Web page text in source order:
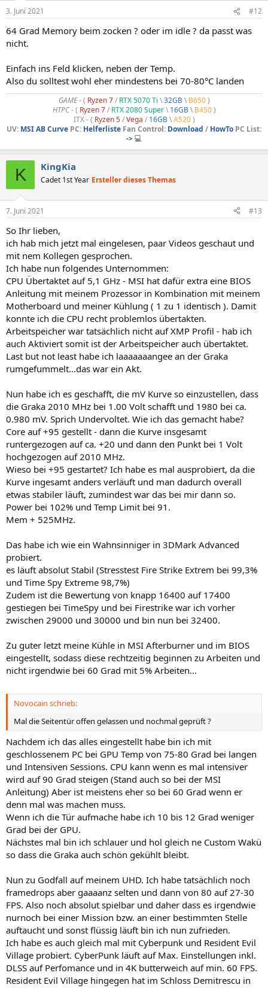
3. Juni 2021 #12
64 Grad Memory beim zocken ? oder im idle ? da passt was
nicht.
Einfach ins Feld klicken, neben der Temp.
Also du solltest wohl eher mindestens bei 70-80°C landen
GAME- ( Ryzen 7/ RTX 5070 Ti \32GB\ B650)
HTPC -( Ryzen 7/ RTX 2080 Super\ 16GB\ B450)
ITX - ( Ryzen 5/Vega / 16GB\A520)
UV: MSI AB Curve PC: Helferliste Fan Control: Download / HowTo PC List:
->💻
K KingKia
Cadet 1st Year Ersteller dieses Themas
7. Juni 2021 #13
So Ihr lieben,
ich hab mich jetzt mal eingelesen, paar Videos geschaut und
mit nem Kollegen gesprochen.
Ich habe nun folgendes Unternommen:
CPU Übertaktet auf 5,1 GHz - MSI hat dafür extra eine BIOS
Anleitung mit meinem Prozessor in Kombination mit meinem
Motherboard und meiner Kühlung ( 1 zu 1 identisch ). Damit
konnte ich die CPU recht problemlos übertakten.
Arbeitspeicher war tatsächlich nicht auf XMP Profil - hab ich
auch Aktiviert somit ist der Arbeitspeicher auch übertaktet.
Last but not least habe ich laaaaaaangee an der Graka
rumgefummelt...das war ein Akt.
Nun habe ich es geschafft, die mV Kurve so einzustellen, dass
die Graka 2010 MHz bei 1.00 Volt schafft und 1980 bei ca.
0.980 mV. Sprich Undervoltet. Wie ich das gemacht habe?
Core auf +95 gestellt - dann die Kurve insgesamt
runtergezogen auf ca. +20 und dann den Punkt bei 1 Volt
hochgezogen auf 2010 MHz.
Wieso bei +95 gestartet? Ich habe es mal ausprobiert, da die
Kurve ingesamt anders verläuft und man dadurch overall
etwas stabiler läuft, zumindest war das bei mir dann so.
Power bei 102% und Temp Limit bei 91.
Mem + 525MHz.
Das habe ich wie ein Wahnsinniger in 3DMark Advanced
probiert.
es läuft absolut Stabil (Stresstest Fire Strike Extrem bei 99,3%
und Time Spy Extreme 98,7%)
Zudem ist die Bewertung von knapp 16400 auf 17400
gestiegen bei TimeSpy und bei Firestrike war ich vorher
zwischen 29000 und 30000 und bin nun bei 32400.
Zu guter letzt meine Kühle in MSI Afterburner und im BIOS
eingestellt, sodass diese rechtzeitig beginnen zu Arbeiten und
nicht irgendwie bei 60 Grad mit 5% Arbeiten...
Novocain schrieb:
Mal die Seitentür offen gelassen und nochmal geprüft ?
Nachdem ich das alles eingestellt habe bin ich mit
geschlossenem PC bei GPU Temp von 75-80 Grad bei langen
und Intensiven Sessions. CPU kann wenn es mal intensiver
wird auf 90 Grad steigen (Stand auch so bei der MSI
Anleitung) Aber ist meistens eher so bei 60 Grad wenn er
denn mal was machen muss.
Wenn ich die Tür aufmache habe ich 10 bis 12 Grad weniger
Grad bei der GPU.
Nächstes mal bin ich schlauer und hol gleich ne Custom Wakü
so dass die Graka auch schön gekühlt bleibt.
Nun zu Godfall auf meinem UHD. Ich habe tatsächlich noch
framedrops aber gaaaanz selten und dann von 80 auf 27-30
FPS. Also noch absolut spielbar und daher dass es irgendwie
nurnoch bei einer Mission bzw. an einer bestimmten Stelle
auftaucht und sonst flüssig läuft bin ich nun zufrieden.
Ich habe es auch gleich mal mit Cyberpunk und Resident Evil
Village probiert. CyberPunk läuft auf Max. Einstellungen inkl.
DLSS auf Perfomance und in 4K butterweich auf min. 60 FPS.
Resident Evil Village hingegen hat im Schloss Demitrescu in